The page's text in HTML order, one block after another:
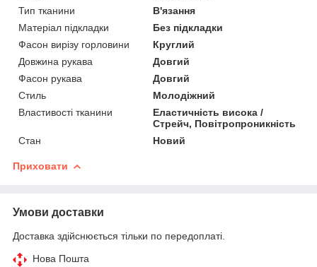
Тип тканини
В'язання
Матеріал підкладки
Без підкладки
Фасон вирізу горловини
Круглий
Довжина рукава
Довгий
Фасон рукава
Довгий
Стиль
Молодіжний
Властивості тканини
Еластичність висока /
Стрейч, Повітропроникність
Стан
Новий
Приховати
Умови доставки
Доставка здійснюється тільки по передоплаті.
Нова Пошта